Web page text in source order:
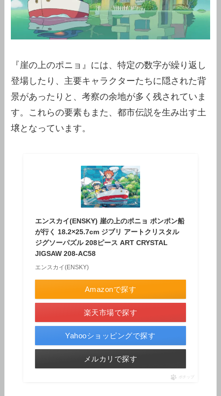
『崖の上のポニョ』には、特定の数字が繰り返し
登場したり、主要キャラクターたちに隠された背
景があったりと、考察の余地が多く残されていま
す。これらの要素もまた、都市伝説を生み出す土
壌となっています。
エンスカイ(ENSKY) 崖の上のポニョ ポンポン船
が行く 18.2×25.7cm ジブリ アートクリスタル
ジグソーパズル 208ピース ART CRYSTAL
JIGSAW 208-AC58
エンスカイ(ENSKY)
Amazonで探す
楽天市場で探す
Yahooショッピングで探す
メルカリで探す
ポチップ